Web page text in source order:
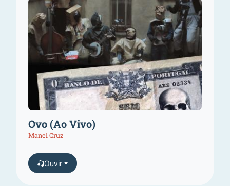
Ovo (Ao Vivo)
Manel Cruz
Ouvir